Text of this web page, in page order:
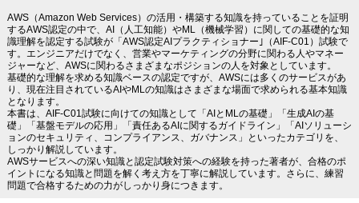
AWS（Amazon Web Services）の活用・構築する知識を持っていることを証明
するAWS認定の中で、AI（人工知能）やML（機械学習）に関しての基礎的な知
識理解を認定する試験が「AWS認定AIプラクティショナー｣（AIF-C01）試験で
す。エンジニアだけでなく、営業やマーケティングの分野に関わる人やマネー
ジャーなど、AWSに関わるさまざまなポジションの人を対象としています。
基礎的な理解を求める知識ベースの認定ですが、AWSには多くのサービスがあ
り、現在注目されているAIやMLの知識はさまざまな場面で求められる基本知識
となります。
本書は、AIF-C01試験に向けての知識として「AIとMLの基礎」「生成AIの基
礎」「基盤モデルの応用」「責任あるAIに関するガイドライン」「AIソリューシ
ョンのセキュリティ、コンプライアンス、ガバナンス」といったカテゴリを、
しっかり解説しています。
AWSサービスへの深い知識と認定試験対策への経験を持った著者が、合格のポ
イントになる知識と問題を解く考え方を丁寧に解説しています。さらに、練習
問題で合格するための力がしっかり身につきます。